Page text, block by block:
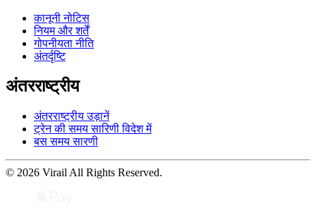
कानूनी नोटिस
नियम और शर्तें
गोपनीयता नीति
अंतर्दृष्टि
अंतरराष्ट्रीय
अंतरराष्ट्रीय उड़ानें
ट्रेन की समय सारिणी विदेश में
बस समय सारणी
© 2026 Virail All Rights Reserved.